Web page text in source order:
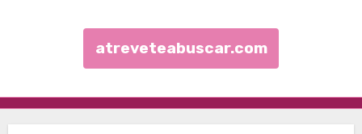
atreveteabuscar.com